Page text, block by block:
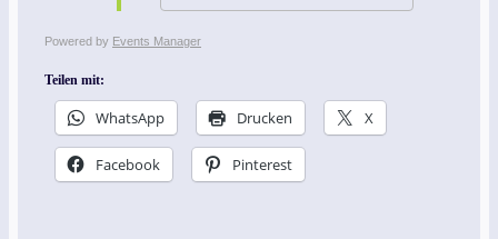
Powered by Events Manager
Teilen mit:
WhatsApp Drucken X
Facebook Pinterest